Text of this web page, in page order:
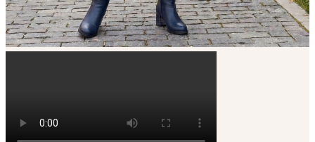
▶
Фасон в 360